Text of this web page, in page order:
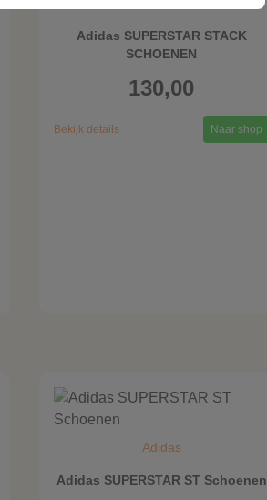
Adidas SUPERSTAR STACK
SCHOENEN
130,00
Bekijk details Naar shop
Adidas
Adidas SUPERSTAR ST Schoenen